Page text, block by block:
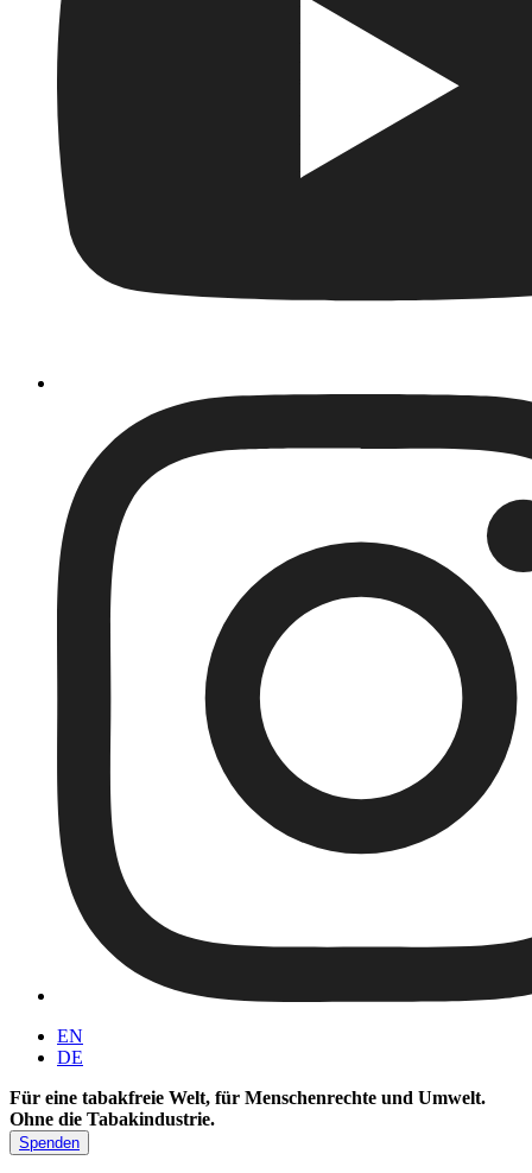
EN
DE
Für eine tabakfreie Welt, für Menschenrechte und Umwelt.
Ohne die Tabakindustrie.
Spenden